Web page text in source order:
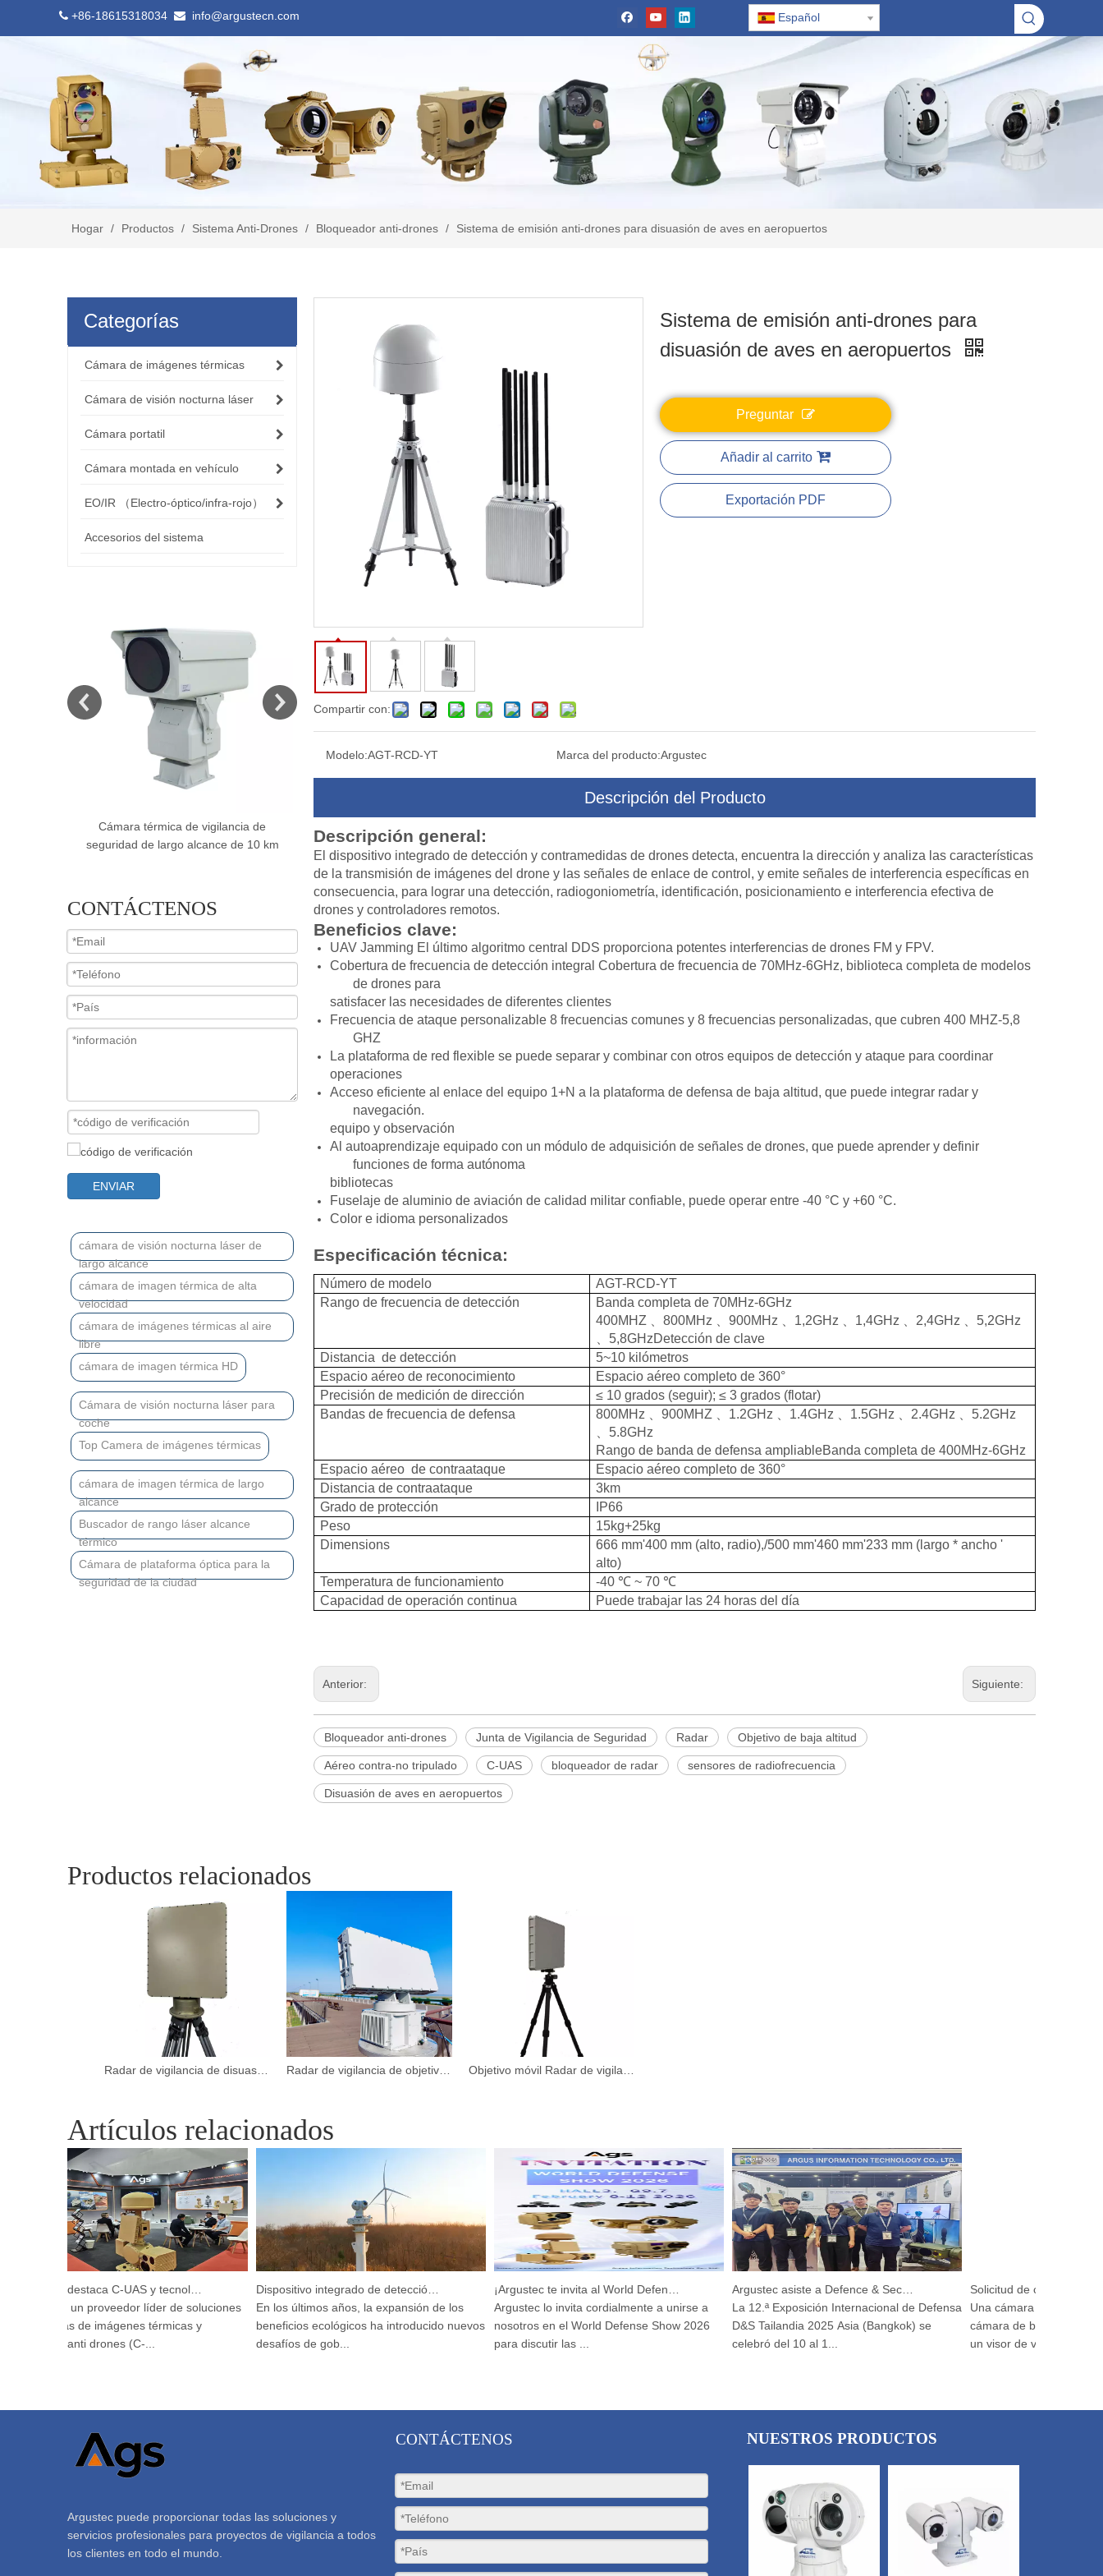
 +86-18615318034  info@argustecn.com Español
Hogar / Productos / Sistema Anti-Drones / Bloqueador anti-drones / Sistema de emisión anti-drones para disuasión de aves en aeropuertos
CONTÁCTENOS
Email
Categorías
Cámara de imágenes térmicas
Cámara de visión nocturna láser
Cámara portatil
Cámara montada en vehículo
EO/IR （Electro-óptico/infra-rojo）
Accesorios del sistema
Cámara de imágenes térmicas PTZ
impermeables para la acuicultura
de largo alcance para tráfico
CONTÁCTENOS
ENVIAR
cámara de visión nocturna láser de
largo alcance
cámara de imagen térmica de alta
velocidad
cámara de imágenes térmicas al aire
libre
cámara de imagen térmica HD
Cámara de visión nocturna láser para
coche
Top Camera de imágenes térmicas
cámara de imagen térmica de largo
alcance
Buscador de rango láser alcance
térmico
Cámara de plataforma óptica para la
seguridad de la ciudad
Compartir con:
Sistema de emisión anti-drones para
disuasión de aves en aeropuertos
Preguntar
Añadir al carrito
Exportación PDF
Modelo:AGT-RCD-YT Marca del producto:Argustec
Descripción del Producto
Descripción general:
El dispositivo integrado de detección y contramedidas de drones detecta, encuentra la dirección y analiza las características
de la transmisión de imágenes del drone y las señales de enlace de control, y emite señales de interferencia específicas en
consecuencia, para lograr una detección, radiogoniometría, identificación, posicionamiento e interferencia efectiva de
drones y controladores remotos.
Beneficios clave:
UAV Jamming El último algoritmo central DDS proporciona potentes interferencias de drones FM y FPV.
Cobertura de frecuencia de detección integral Cobertura de frecuencia de 70MHz-6GHz, biblioteca completa de modelos
de drones para
satisfacer las necesidades de diferentes clientes
Frecuencia de ataque personalizable 8 frecuencias comunes y 8 frecuencias personalizadas, que cubren 400 MHZ-5,8
GHZ
La plataforma de red flexible se puede separar y combinar con otros equipos de detección y ataque para coordinar
operaciones
Acceso eficiente al enlace del equipo 1+N a la plataforma de defensa de baja altitud, que puede integrar radar y
navegación.
equipo y observación
Al autoaprendizaje equipado con un módulo de adquisición de señales de drones, que puede aprender y definir
funciones de forma autónoma
bibliotecas
Fuselaje de aluminio de aviación de calidad militar confiable, puede operar entre -40 °C y +60 °C.
Color e idioma personalizados
Especificación técnica:
Número de modelo
AGT-RCD-YT
Rango de frecuencia de detección
Banda completa de 70MHz-6GHz
400MHZ
、800MHz 、900MHz 1,2GHz 1,4GHz 2,4GHz
5,2GHz
5,8GHzDetección de clave
Distancia de detección
5~10 kilómetros
Espacio aéreo de reconocimiento
Espacio aéreo completo de 360°
Precisión de medición de dirección
≤ 10 grados (seguir); ≤ 3 grados (flotar)
Bandas de frecuencia de defensa
800MHz 、900MHZ 1.2GHz 1.4GHz 1.5GHz 2.4GHz
5.2GHz
5.8GHz
Rango de banda de defensa ampliableBanda completa de 400MHz-6GHz
Espacio aéreo de contraataque
Espacio aéreo completo de 360°
Distancia de contraataque
3km
Grado de protección
IP66
Peso
15kg+25kg
Dimensions
666 mm'400 mm (alto, radio),/500 mm'460 mm'233 mm (largo * ancho '
alto)
Temperatura de funcionamiento
-40 ℃ ~ 70 ℃
Capacidad de operación continua
Puede trabajar las 24 horas del día
Anterior: Siguiente:
Bloqueador anti-drones Junta de Vigilancia de Seguridad Radar Objetivo de baja altitud
Aéreo contra-no tripulado C-UAS bloqueador de radar sensores de radiofrecuencia
Disuasión de aves en aeropuertos
Productos relacionados
Artículos relacionados
Argustec destaca C-UAS y tecnología térmica de vanguardia en KL
Argustec, un proveedor líder de soluciones
avanzadas de imágenes térmicas y
sistemas anti drones (C-...
Dispositivo integrado de detección y seguimiento HP-PRS: una visión panorámica para la protección de las aves
En los últimos años, la expansión de los
beneficios ecológicos ha introducido nuevos
desafíos de gob...
¡Argustec te invita al World Defense Show 2026!
Argustec lo invita cordialmente a unirse a
nosotros en el World Defense Show 2026
para discutir las ...
Argustec asiste a Defence & Security 2025
La 12.ª Exposición Internacional de Defensa
D&S Tailandia 2025 Asia (Bangkok) se
celebró del 10 al 1...
Una cámara de visión
cámara de belleza que
un visor de visión no...
Argustec puede proporcionar todas las soluciones y
servicios profesionales para proyectos de vigilancia a todos
los clientes en todo el mundo.
CONTÁCTENOS NUESTROS PRODUCTOS